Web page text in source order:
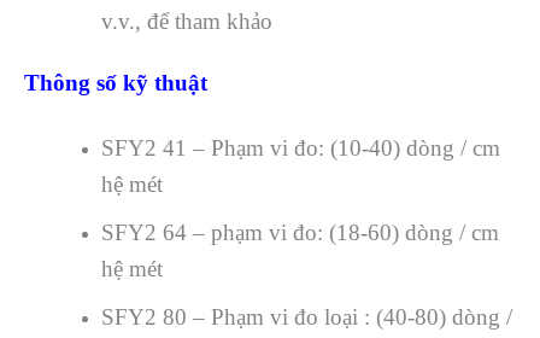
v.v., để tham khảo
Thông số kỹ thuật
SFY2 41 – Phạm vi đo: (10-40) dòng / cm
hệ mét
SFY2 64 – phạm vi đo: (18-60) dòng / cm
hệ mét
SFY2 80 – Phạm vi đo loại : (40-80) dòng /